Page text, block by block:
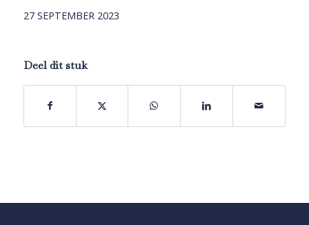
27 SEPTEMBER 2023
Deel dit stuk